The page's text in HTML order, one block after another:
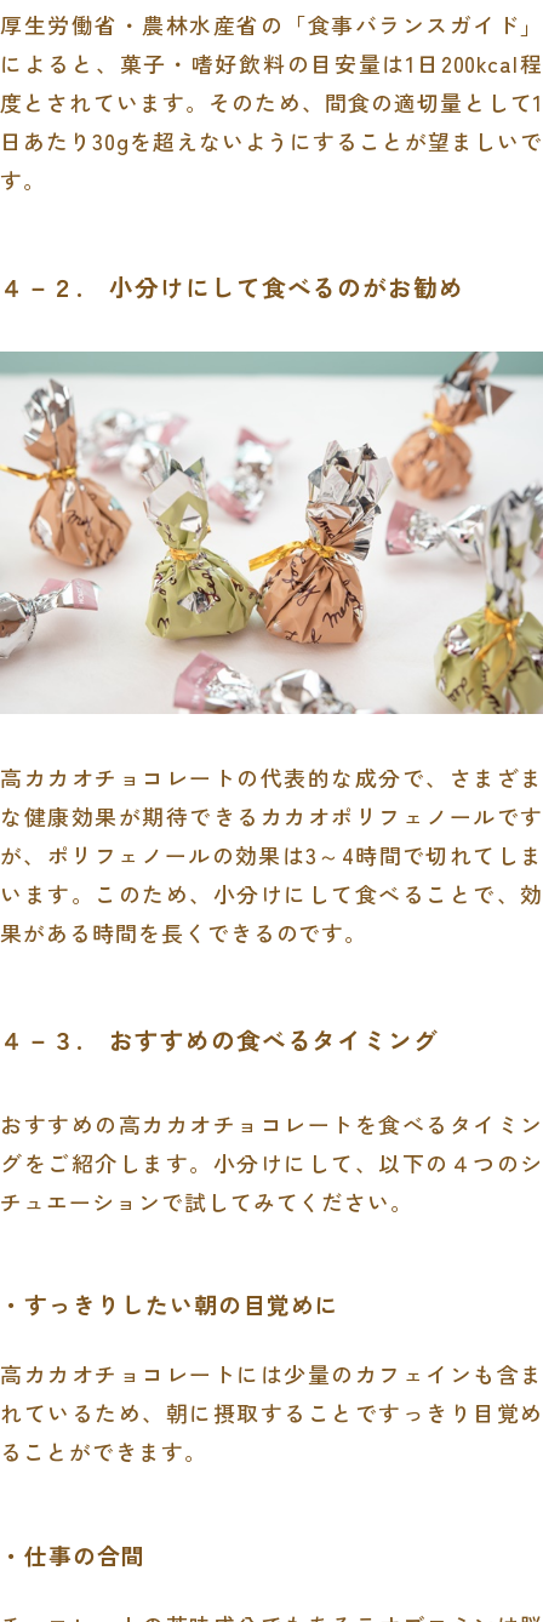
厚生労働省・農林水産省の「食事バランスガイド」
によると、菓子・嗜好飲料の目安量は1 日 200kcal程
度とされています。そのため、間食の適切量として1
日あたり 30gを超えないようにすることが望ましいで
す。
４－２. 小分けにして食べるのがお勧め
高カカオチョコレートの代表的な成分で、さまざま
な健康効果が期待できるカカオポリフェノールです
が、ポリフェノールの効果は3～ 4時間で切れてしま
います。このため、小分けにして食べることで、効
果がある時間を長くできるのです。
４－３. おすすめの食べるタイミング
おすすめの高カカオチョコレートを食べるタイミン
グをご紹介します。小分けにして、以下の４つのシ
チュエーションで試してみてください。
・すっきりしたい朝の目覚めに
高カカオチョコレートには少量のカフェインも含ま
れているため、朝に摂取することですっきり目覚め
ることができます。
・仕事の合間